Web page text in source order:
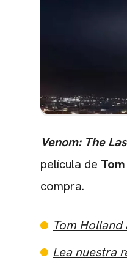
Venom: The
película de
compra.
Tom
Lea nuestra